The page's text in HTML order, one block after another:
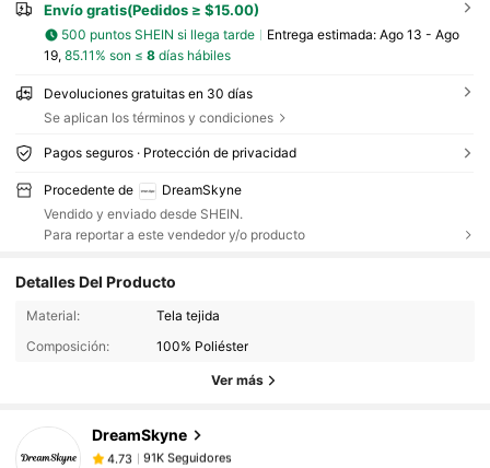
Envío gratis(Pedidos ≥ $15.00)
500 puntos SHEIN si llega tarde Entrega estimada: Ago 13 - Ago
19, 85.11% son ≤ 8días hábiles
Devoluciones gratuitas en 30 días
Se aplican los términos y condiciones
Pagos seguros · Protección de privacidad
Procedente de
DreamSkyne
Vendido y enviado desde SHEIN.
Para reportar a este vendedor y/o producto
Detalles Del Producto
Material:
Tela tejida
Composición:
100% Poliéster
Ver más
DreamSkyne
91K Seguidores
91K Seguidores
4.73 91K Seguidores